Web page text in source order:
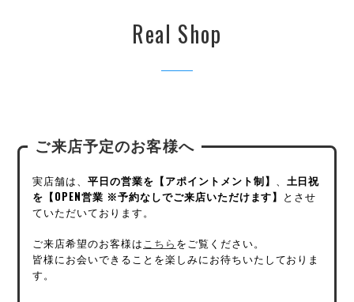
Real Shop
ご来店予定のお客様へ
実店舗は、平日の営業を【アポイントメント制】 、 土日祝
を【OPEN営業 ※予約なしでご来店いただけます】 とさせ
ていただいております。
ご来店希望のお客様はこちら をご覧ください。
皆様にお会いできることを楽しみにお待ちいたしておりま
す。